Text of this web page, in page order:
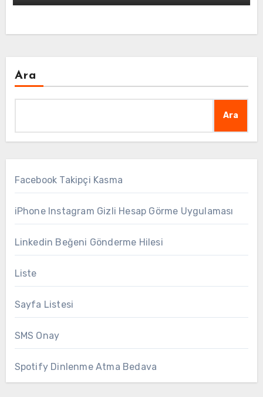
Ara
Ara
Facebook Takipçi Kasma
iPhone Instagram Gizli Hesap Görme Uygulaması
Linkedin Beğeni Gönderme Hilesi
Liste
Sayfa Listesi
SMS Onay
Spotify Dinlenme Atma Bedava